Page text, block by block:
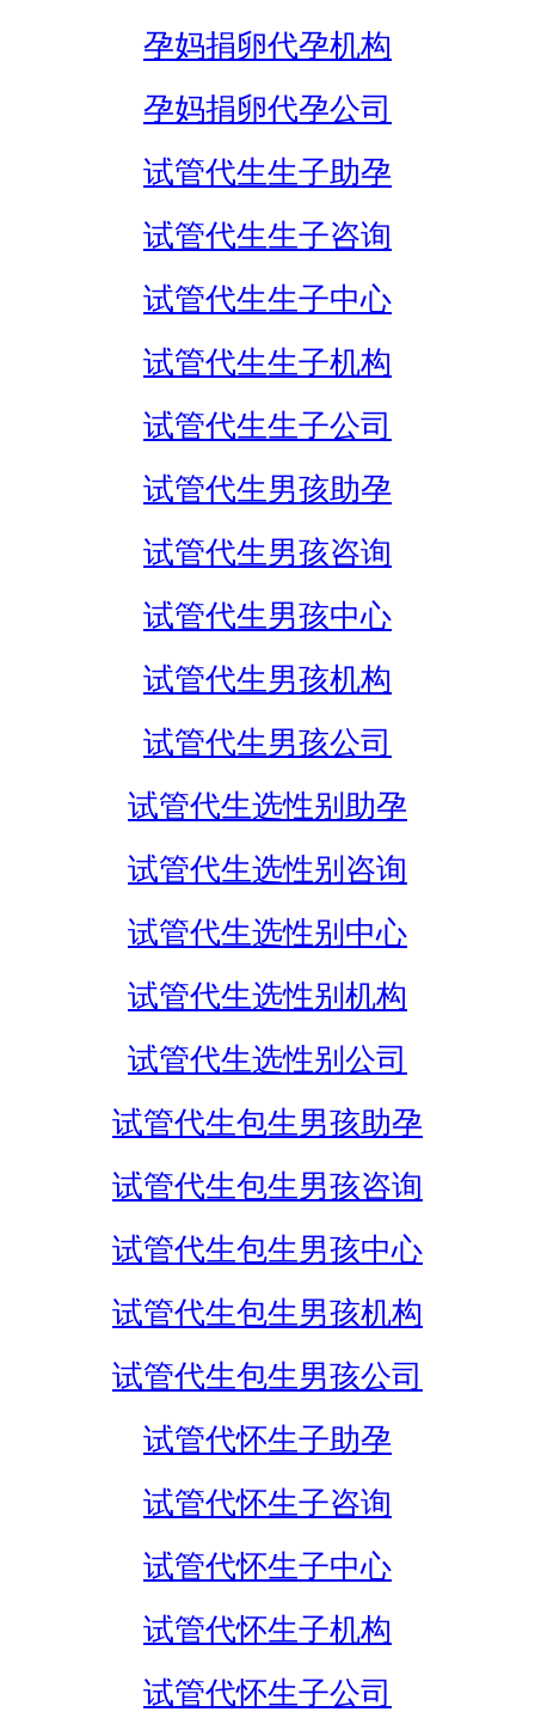
孕妈捐卵代孕机构
孕妈捐卵代孕公司
试管代生生子助孕
试管代生生子咨询
试管代生生子中心
试管代生生子机构
试管代生生子公司
试管代生男孩助孕
试管代生男孩咨询
试管代生男孩中心
试管代生男孩机构
试管代生男孩公司
试管代生选性别助孕
试管代生选性别咨询
试管代生选性别中心
试管代生选性别机构
试管代生选性别公司
试管代生包生男孩助孕
试管代生包生男孩咨询
试管代生包生男孩中心
试管代生包生男孩机构
试管代生包生男孩公司
试管代怀生子助孕
试管代怀生子咨询
试管代怀生子中心
试管代怀生子机构
试管代怀生子公司